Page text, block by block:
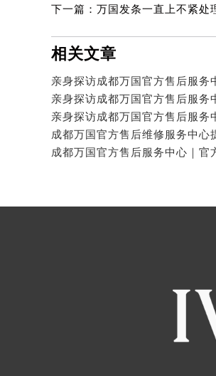
下一篇： 万国发条一直上不紧处
相关文章